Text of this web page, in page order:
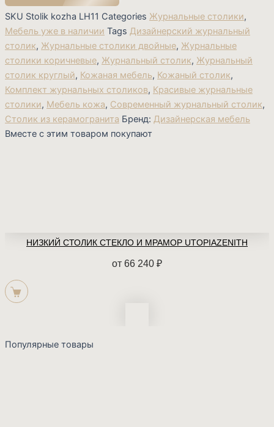
SKU Stolik kozha LH11 Categories Журнальные столики,
Мебель уже в наличии Tags Дизайнерский журнальный
столик, Журнальные столики двойные, Журнальные
столики коричневые, Журнальный столик, Журнальный
столик круглый, Кожаная мебель, Кожаный столик,
Комплект журнальных столиков, Красивые журнальные
столики, Мебель кожа, Современный журнальный столик,
Столик из керамогранита Бренд: Дизайнерская мебель
Вместе с этим товаром покупают
НИЗКИЙ СТОЛИК СТЕКЛО И МРАМОР UTOPIAZENITH
от 66 240 ₽
Популярные товары